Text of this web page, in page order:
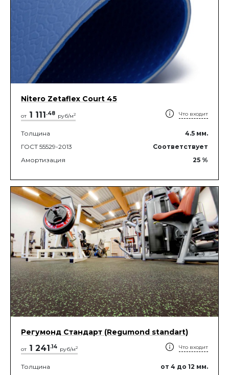
Nitero Zetaflex Court 45
от 1 111.48 руб/м2 Что входит
Толщина 4.5 мм.
ГОСТ 55529-2013
Соответствует
Амортизация
25 %
Регумонд Стандарт (Regumond standart)
от 1 241.14 руб/м2 Что входит
Толщина от 4 до 12 мм.